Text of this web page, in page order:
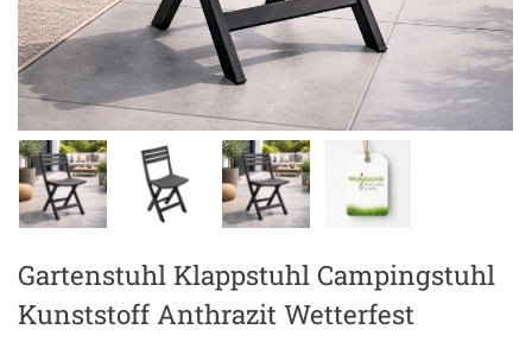
Gartenstuhl Klappstuhl Campingstuhl
Kunststoff Anthrazit Wetterfest